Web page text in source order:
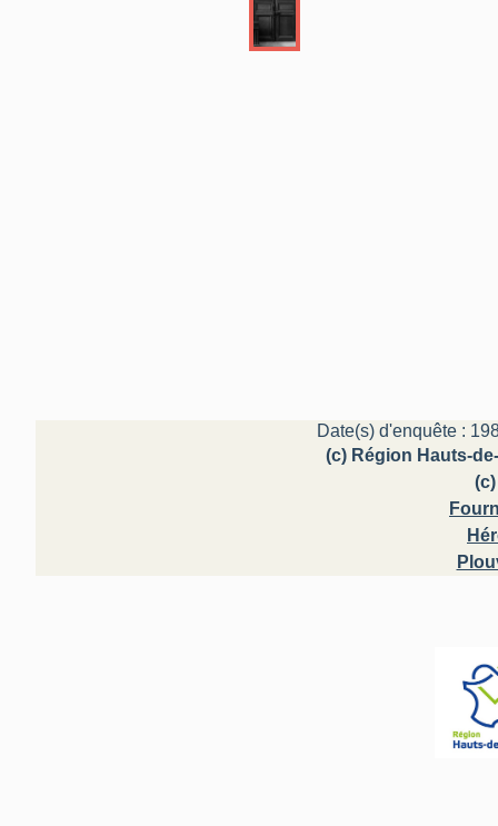
Date(s) d'enquête :
(c) Région Hauts-